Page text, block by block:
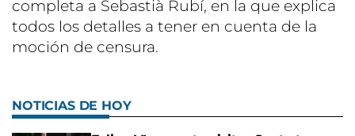
completa a Sebastià Rubí, en la que explica
todos los detalles a tener en cuenta de la
moción de censura.
NOTICIAS DE HOY